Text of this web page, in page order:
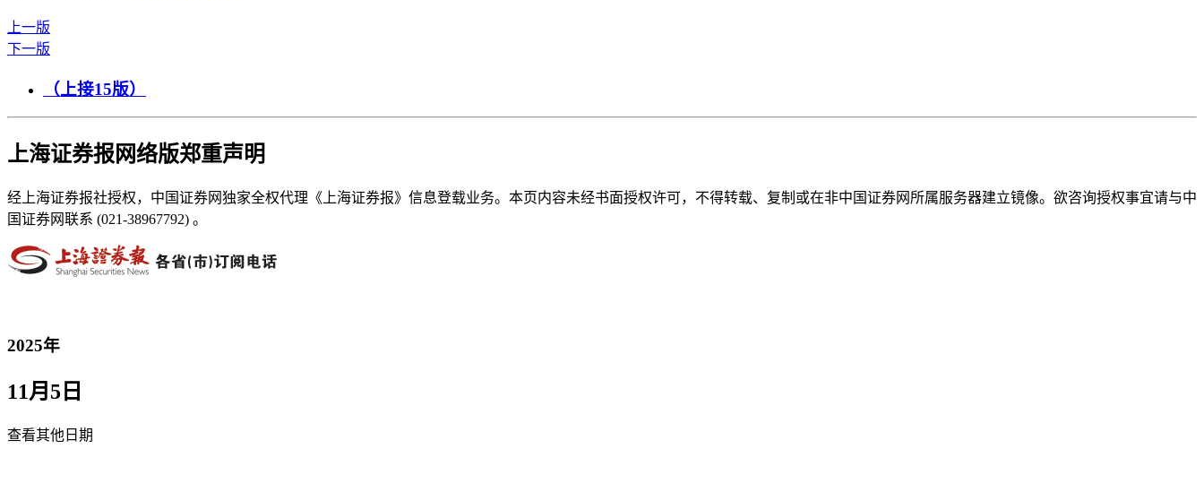
上一版
下一版
（上接15版）
上海证券报网络版郑重声明
经上海证券报社授权，中国证券网独家全权代理《上海证券报》信息登载业务。本页内容未经书面授权许可，不得转载、复制或在非中国证券网所属服务器建立镜像。欲咨询授权事宜请与中
国证券网联系 (021-38967792) 。
2025年
11月5日
查看其他日期